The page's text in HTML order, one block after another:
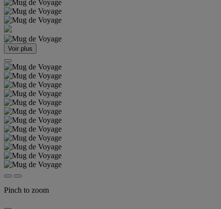
Voir plus
Pinch to zoom